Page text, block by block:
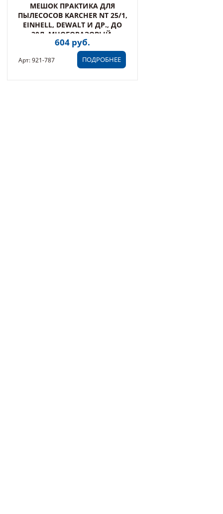
МЕШОК ПРАКТИКА ДЛЯ
ПЫЛЕСОСОВ KARCHER NT 25/1,
EINHELL, DEWALT И ДР., ДО
30Л, МНОГОРАЗОВЫЙ,
СИНТЕТИКА, 1ШТ
604 руб.
ПОДРОБНЕЕ
Арт: 921-787